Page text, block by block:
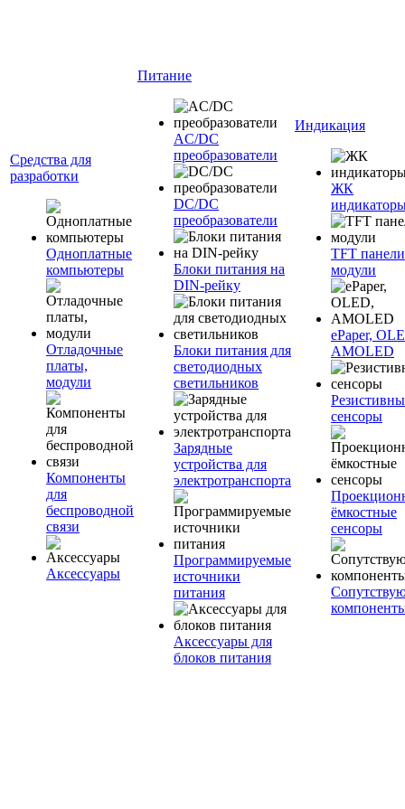
Средства для
разработки
Одноплатные
компьютеры
Отладочные
платы,
модули
Компоненты
для
беспроводной
связи
Аксессуары
Питание
AC/DC
преобразователи
DC/DC
преобразователи
Блоки питания на
DIN-рейку
Блоки питания для
светодиодных
светильников
Зарядные
устройства для
электротранспорта
Программируемые
источники
питания
Аксессуары для
блоков питания
Индикация
ЖК
TFT
модули
ePaper,
AMOLED
сенсоры
ёмкостные
сенсоры